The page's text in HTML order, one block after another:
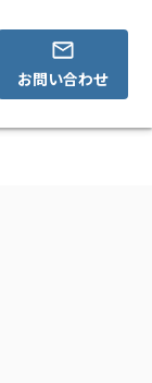
お問い合わせ